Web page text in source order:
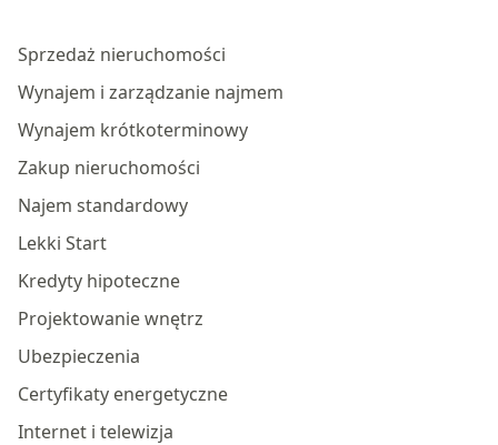
Sprzedaż nieruchomości
Wynajem i zarządzanie najmem
Wynajem krótkoterminowy
Zakup nieruchomości
Najem standardowy
Lekki Start
Kredyty hipoteczne
Projektowanie wnętrz
Ubezpieczenia
Certyfikaty energetyczne
Internet i telewizja